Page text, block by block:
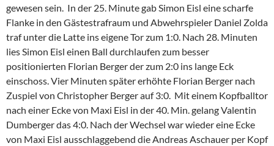
gewesen sein. In der 25. Minute gab Simon Eisl eine scharfe
Flanke in den Gästestrafraum und Abwehrspieler Daniel Zolda
traf unter die Latte ins eigene Tor zum 1:0. Nach 28. Minuten
lies Simon Eisl einen Ball durchlaufen zum besser
positionierten Florian Berger der zum 2:0 ins lange Eck
einschoss. Vier Minuten später erhöhte Florian Berger nach
Zuspiel von Christopher Berger auf 3:0. Mit einem Kopfballtor
nach einer Ecke von Maxi Eisl in der 40. Min. gelang Valentin
Dumberger das 4:0. Nach der Wechsel war wieder eine Ecke
von Maxi Eisl ausschlaggebend die Andreas Aschauer per Kopf